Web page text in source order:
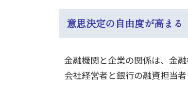
意思決定の自由度が高まる
金融機関と企業の関係は、金
会社経営者と銀行の融資担当